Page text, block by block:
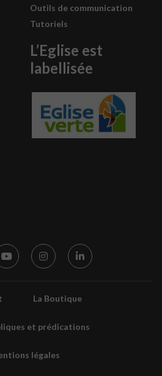
Outils de communication
Tutoriels
L’Eglise est
labellisée
La Boutique
et prédications
légales